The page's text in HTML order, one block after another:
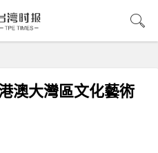
澳大灣區文化藝術